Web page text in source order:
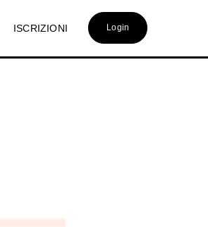
ISCRIZIONI Login